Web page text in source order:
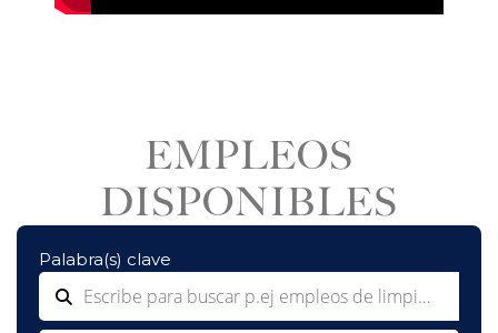
EMPLEOS
DISPONIBLES
Palabra(s) clave